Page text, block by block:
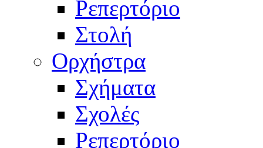
Ρεπερτόριο
Στολή
Ορχήστρα
Σχήματα
Σχολές
Ρεπερτόριο